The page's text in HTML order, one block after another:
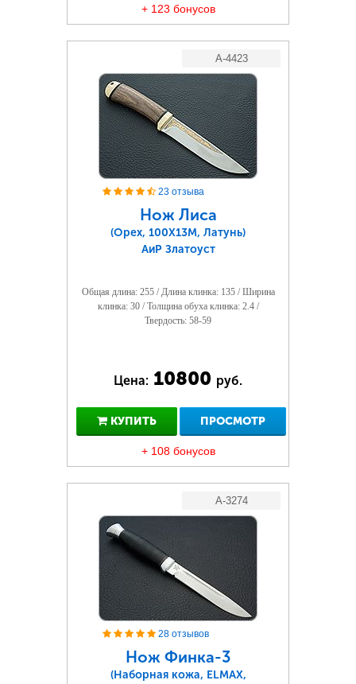
+ 123 бонусов
A-4423
23 отзыва
Нож Лиса
(Орех, 100Х13М, Латунь)
АиР Златоуст
Общая длина: 255 / Длина клинка: 135 / Ширина
клинка: 30 / Толщина обуха клинка: 2.4 /
Твердость: 58-59
Цена: 10800 руб.
КУПИТЬ ПРОСМОТР
+ 108 бонусов
A-3274
28 отзывов
Нож Финка-3
(Наборная кожа, ELMAX,